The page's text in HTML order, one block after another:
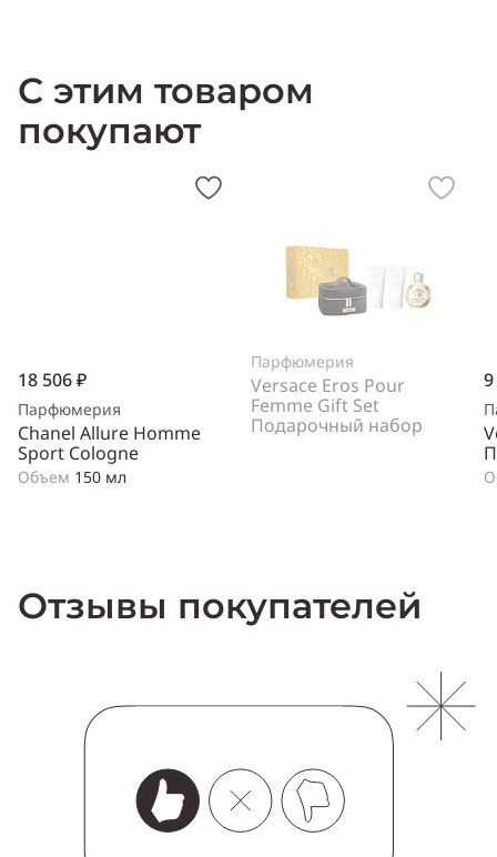
С этим товаром
покупают
18 506 ₽
Парфюмерия
Chanel Allure Homme
Sport Cologne
Объем 150 мл
Парфюмерия
Versace Eros Pour
Femme Gift Set
Подарочный набор
Отзывы покупателей